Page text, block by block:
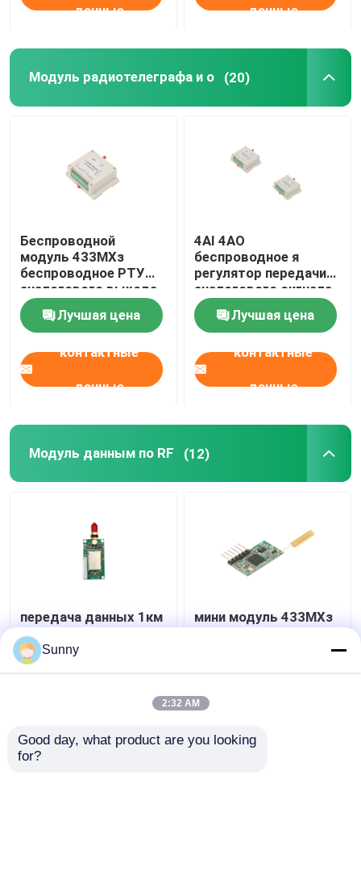
данные данные
Модуль радиотелеграфа и о (20)
Беспроводной
модуль 433МХз
беспроводное РТУ
аналогового выхода
собирает 4-20мА, 0-
5В, сигнал 0-10В
Лучшая цена
контактные
данные
4AI 4AO
беспроводное я
регулятор передачи
аналогового сигнала
модуля o
Лучшая цена
контактные
данные
Модуль данным по RF (12)
передача данных 1км
РС232 РС485 ТТЛ
модуля 100мВ
данным по 433МХз
мини модуль 433МХз
1км
беспроводной
Sunny
2:32 AM
Good day, what product are you looking
for?